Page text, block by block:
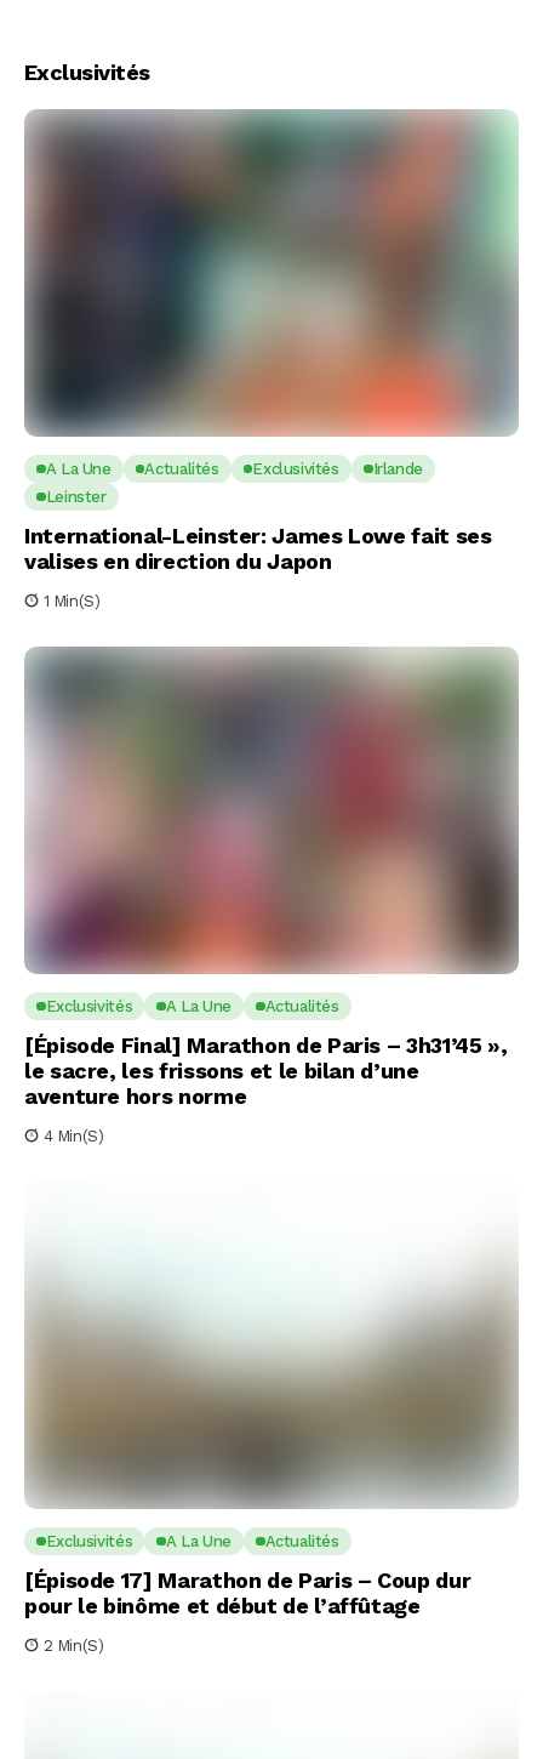
Exclusivités
A La Une Actualités Exclusivités
Irlande
Leinster
International-Leinster: James Lowe fait ses
valises en direction du Japon
1 Min(s)
Exclusivités A La Une Actualités
[Épisode Final] Marathon de Paris – 3h31’45 »,
le sacre, les frissons et le bilan d’une
aventure hors norme
4 Min(s)
Exclusivités A La Une Actualités
[Épisode 17] Marathon de Paris – Coup dur
pour le binôme et début de l’affûtage
2 Min(s)